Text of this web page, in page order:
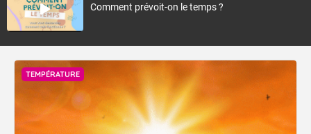
Comment prévoit-on le temps ?
TEMPÉRATURE